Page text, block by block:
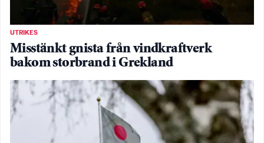
UTRIKES
Misstänkt gnista från vindkraftverk
bakom storbrand i Grekland